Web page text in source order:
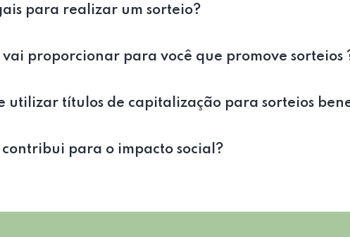
para realizar um sorteio?
proporcionar para você que promove sorteios
utilizar títulos de capitalização para sorteios
para o impacto social?